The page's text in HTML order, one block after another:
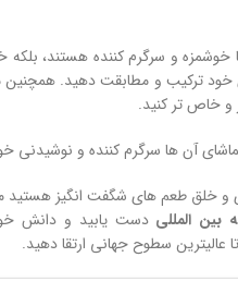
خوشمزه و سرگرم کننده هستند، بلکه
ترکیب و مطابقت دهید. همچنین می
و خاص تر کنید.
آن ها سرگرم کننده و نوشیدنی
و خلق طعم های شگفت انگیز هستید
المللی دست یابید و دانش
سطوح جهانی ارتقا دهید.